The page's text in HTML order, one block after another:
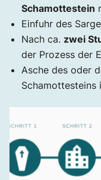
Schamottestein
Einfuhr des
Nach ca. zwei
der Prozess der
Asche des oder
Schamottesteins